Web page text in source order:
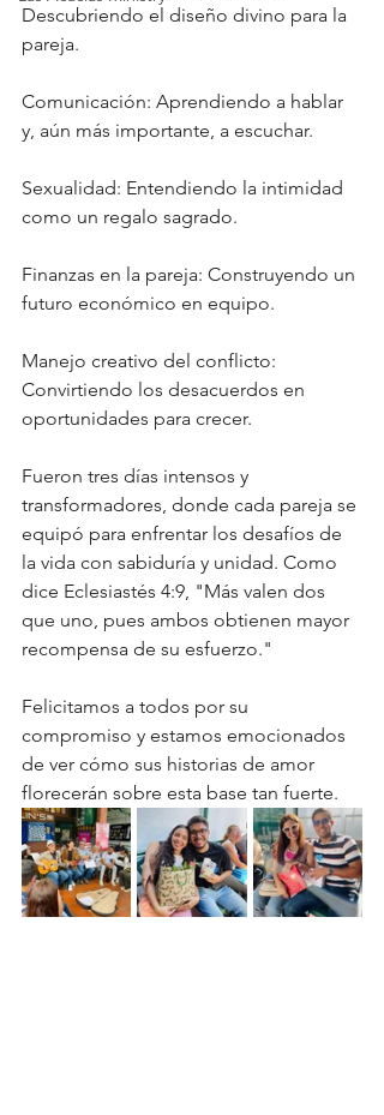
Descubriendo el diseño divino para la
pareja.
Comunicación: Aprendiendo a hablar
y, aún más importante, a escuchar.
Sexualidad: Entendiendo la intimidad
como un regalo sagrado.
Finanzas en la pareja: Construyendo un
futuro económico en equipo.
Manejo creativo del conflicto:
Convirtiendo los desacuerdos en
oportunidades para crecer.
Fueron tres días intensos y
transformadores, donde cada pareja se
equipó para enfrentar los desafíos de
la vida con sabiduría y unidad. Como
dice Eclesiastés 4:9, "Más valen dos
que uno, pues ambos obtienen mayor
recompensa de su esfuerzo."
Felicitamos a todos por su
compromiso y estamos emocionados
de ver cómo sus historias de amor
florecerán sobre esta base tan fuerte.